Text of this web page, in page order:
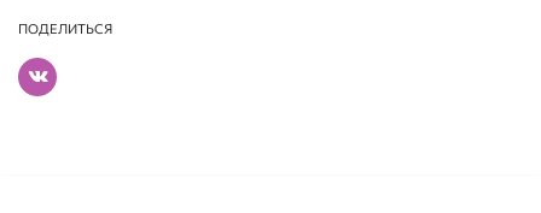
ПОДЕЛИТЬСЯ